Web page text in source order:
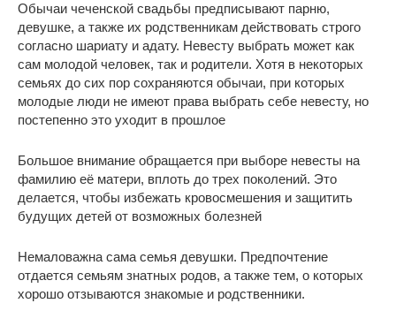
Обычаи чеченской свадьбы предписывают парню,
девушке, а также их родственникам действовать строго
согласно шариату и адату. Невесту выбрать может как
сам молодой человек, так и родители. Хотя в некоторых
семьях до сих пор сохраняются обычаи, при которых
молодые люди не имеют права выбрать себе невесту, но
постепенно это уходит в прошлое
Большое внимание обращается при выборе невесты на
фамилию её матери, вплоть до трех поколений. Это
делается, чтобы избежать кровосмешения и защитить
будущих детей от возможных болезней
Немаловажна сама семья девушки. Предпочтение
отдается семьям знатных родов, а также тем, о которых
хорошо отзываются знакомые и родственники.